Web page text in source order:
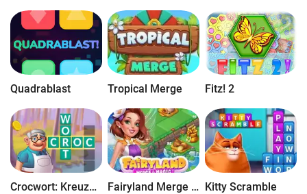
Quadrablast Tropical Merge Fitz! 2
Crocwort: Kreuzworträtsel Fairyland Merge & Magic Kitty Scramble